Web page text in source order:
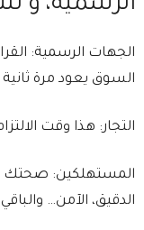
⁠الجهات الرسمية:
السوق يعود مرة
⁠التجار: هذا وقت
⁠المستهلكين: صحتك
الدقيق، الآمن…